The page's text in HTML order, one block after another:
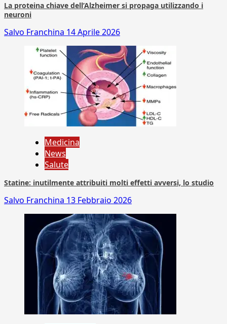
La proteina chiave dell’Alzheimer si propaga utilizzando i
neuroni
Salvo Franchina 14 Aprile 2026
Medicina
News
Salute
Statine: inutilmente attribuiti molti effetti avversi, lo studio
Salvo Franchina 13 Febbraio 2026